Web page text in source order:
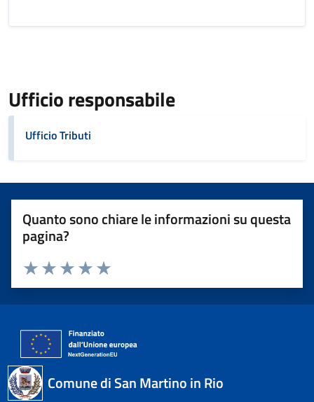
Ufficio responsabile
Ufficio Tributi
Quanto sono chiare le informazioni su questa
pagina?
Valuta 5 stelle su 5
Valuta 4 stelle su 5
Valuta 3 stelle su 5
Valuta 2 stelle su 5
Valuta 1 stelle su 5
Comune di San Martino in Rio